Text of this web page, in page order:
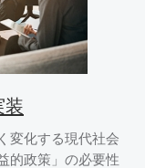
装
変化する現代社会
的政策」の必要性